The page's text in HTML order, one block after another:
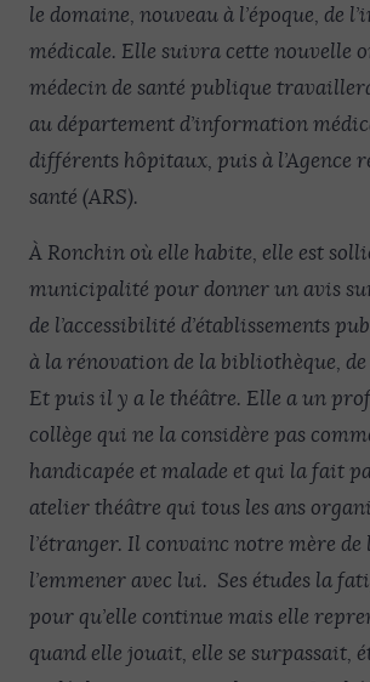
le domaine, nouveau à l’époque, de
médicale. Elle suivra cette nouvelle
médecin de santé publique
au département d’information
différents hôpitaux, puis à l’Agence
santé (ARS).
À Ronchin où elle habite, elle est
municipalité pour donner un avis
de l’accessibilité d’établissements
à la rénovation de la bibliothèque,
Et puis il y a le théâtre. Elle a un
collège qui ne la considère pas
handicapée et malade et qui la fait
atelier théâtre qui tous les ans
l’étranger. Il convainc notre mère de
l’emmener avec lui. Ses études la
pour qu’elle continue mais elle
quand elle jouait, elle se surpassait,